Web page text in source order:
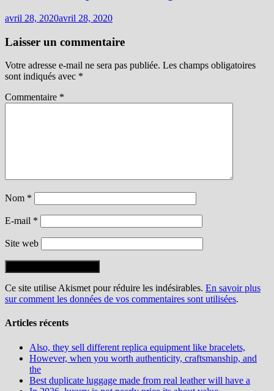
avril 28, 2020avril 28, 2020
Laisser un commentaire
Votre adresse e-mail ne sera pas publiée. Les champs obligatoires
sont indiqués avec *
Commentaire *
Nom *
E-mail *
Site web
Ce site utilise Akismet pour réduire les indésirables. En savoir plus
sur comment les données de vos commentaires sont utilisées.
Articles récents
Also, they sell different replica equipment like bracelets,
However, when you worth authenticity, craftsmanship, and
the
Best duplicate luggage made from real leather will have a